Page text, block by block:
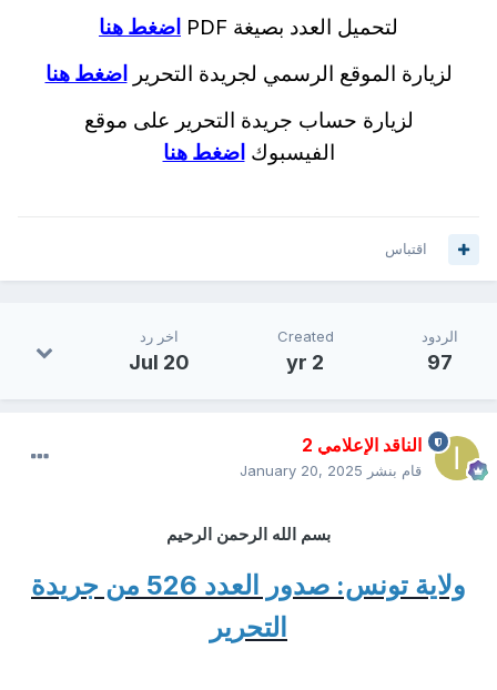
لتحميل العدد بصيغة PDF
اضغط هنا
لزيارة الموقع الرسمي لجريدة التحرير
اضغط هنا
لزيارة حساب جريدة التحرير على موقع
الفيسبوك اضغط هنا
اقتباس
الردود
97
Created
2 yr
اخر رد
Jul 20
الناقد الإعلامي 2
قام بنشر January 20, 2025
بسم الله الرحمن الرحيم
ولاية تونس: صدور العدد 526 من جريدة
التحرير